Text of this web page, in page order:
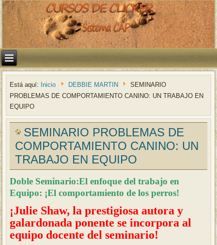
Está aquí: Inicio DEBBIE MARTIN
SEMINARIO
PROBLEMAS DE COMPORTAMIENTO CANINO: UN TRABAJO EN
EQUIPO
SEMINARIO PROBLEMAS DE
COMPORTAMIENTO CANINO: UN
TRABAJO EN EQUIPO
Doble Seminario:El enfoque del trabajo en
Equipo: ¡El comportamiento de los perros!
¡Julie Shaw, la prestigiosa autora y
galardonada ponente se incorpora al
equipo docente del seminario!